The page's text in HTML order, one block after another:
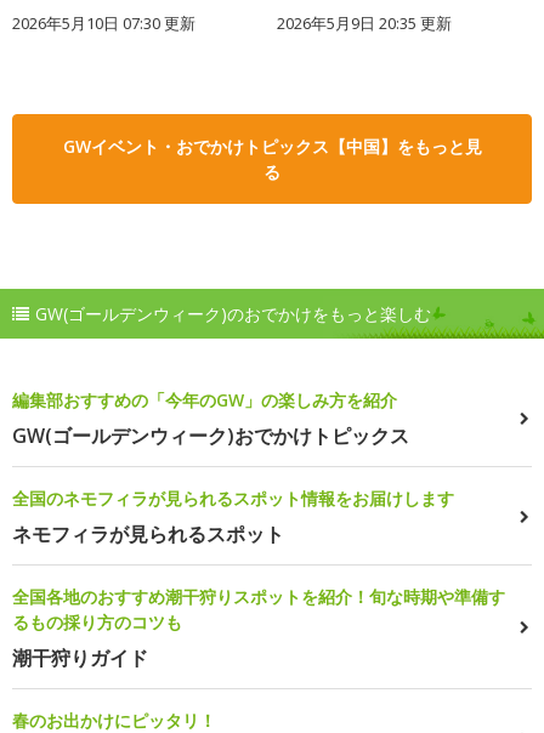
2026年5月10日 07:30 更新 2026年5月9日 20:35 更新
GWイベント・おでかけトピックス【中国】をもっと見
る
GW(ゴールデンウィーク)のおでかけをもっと楽しむ
編集部おすすめの「今年のGW」の楽しみ方を紹介
GW(ゴールデンウィーク)おでかけトピックス
全国のネモフィラが見られるスポット情報をお届けします
ネモフィラが見られるスポット
全国各地のおすすめ潮干狩りスポットを紹介！旬な時期や準備す
るもの採り方のコツも
潮干狩りガイド
春のお出かけにピッタリ！